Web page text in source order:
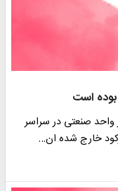
است
گفت: بیش از10 هزار واحد صنعتی در سراسر
خارج شده ان…